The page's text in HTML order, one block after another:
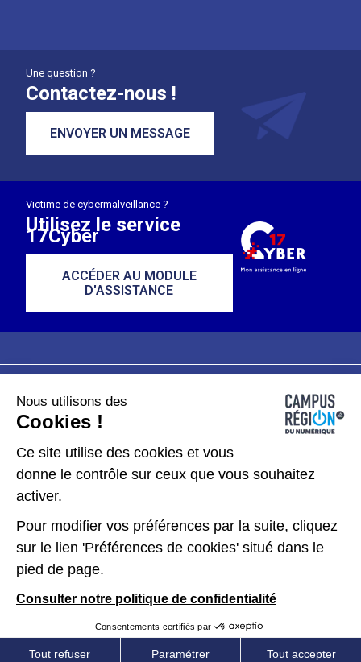
Une question ?
Contactez-nous !
ENVOYER UN MESSAGE
Victime de cybermalveillance ?
Utilisez le service
17Cyber
ACCÉDER AU MODULE
D'ASSISTANCE
Plan du site
Données personnelles
Gérer les cookies
Kit de communication
Accessibilité : partiellement conforme
Nous utilisons des
Cookies !
Ce site utilise des cookies et vous
donne le contrôle sur ceux que vous souhaitez
activer.
Pour modifier vos préférences par la suite, cliquez
sur le lien 'Préférences de cookies' situé dans le
pied de page.
Consulter notre politique de confidentialité
Consentements certifiés par
Tout refuser Paramétrer Tout accepter